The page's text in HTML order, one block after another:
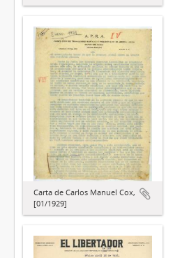
Carta de Carlos Manuel Cox,
[01/1929]